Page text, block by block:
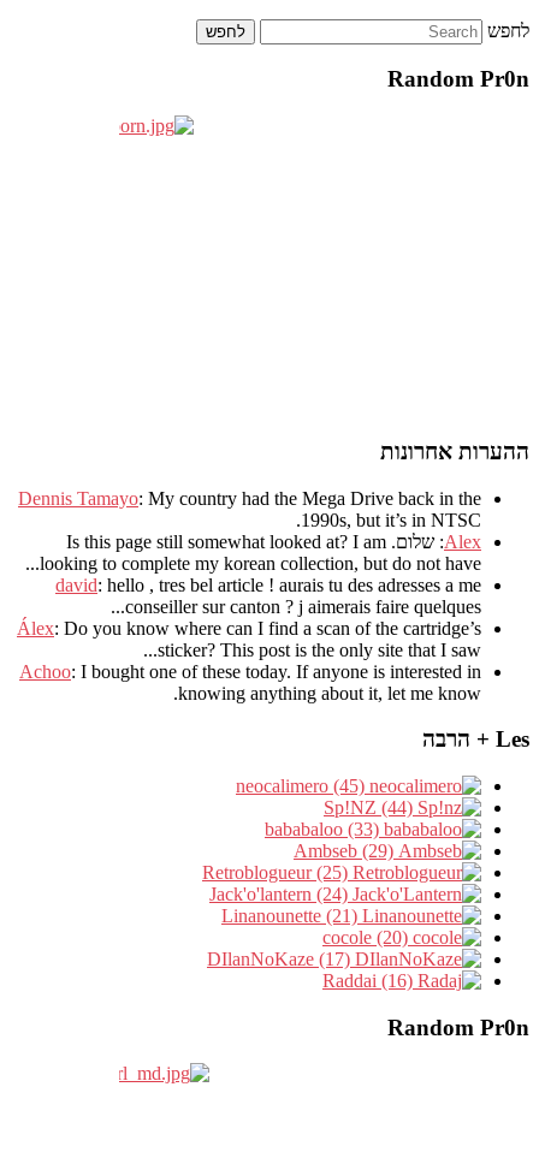
לחפש
Random Pr0n
ההערות אחרונות
Dennis Tamayo: My country had the Mega Drive back in the
1990s, but it’s in NTSC
.
Alex: שלום. Is this page still somewhat looked at? I am
looking to complete my korean collection, but do not have..
.
david: hello , tres bel article ! aurais tu des adresses a me
conseiller sur canton ? j aimerais faire quelques..
.
Álex: Do you know where can I find a scan of the cartridge’s
sticker? This post is the only site that I saw...
Achoo: I bought one of these today. If anyone is interested in
knowing anything about it, let me know.
Les + הרבה
Random Pr0n